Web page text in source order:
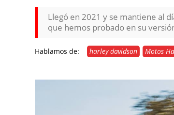
Llegó en 2021 y se mantiene al
que hemos probado en su
Hablamos de: harley davidson Motos